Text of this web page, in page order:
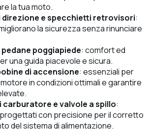
la tua moto.
direzione e specchietti retrovisori:
la sicurezza senza rinunciare
poggiapiede: comfort ed
una guida piacevole e sicura.
di accensione: essenziali per
in condizioni ottimali e garantire
carburatore e valvole a spillo:
con precisione per il corretto
del sistema di alimentazione.